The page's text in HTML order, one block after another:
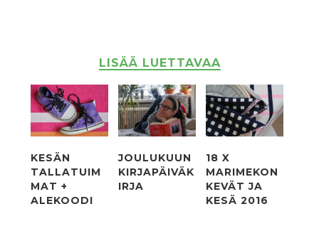
LISÄÄ LUETTAVAA
KESÄN
TALLATUIM
MAT +
ALEKOODI
JOULUKUUN
KIRJAPÄIVÄK
IRJA
18 X
MARIMEKON
KEVÄT JA
KESÄ 2016